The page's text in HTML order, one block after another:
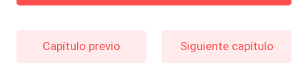
Capítulo previo Siguiente capítulo